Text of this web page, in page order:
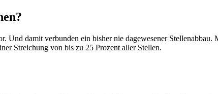
Und damit verbunden ein bisher nie dagewesener
Streichung von bis zu 25 Prozent aller Stellen.